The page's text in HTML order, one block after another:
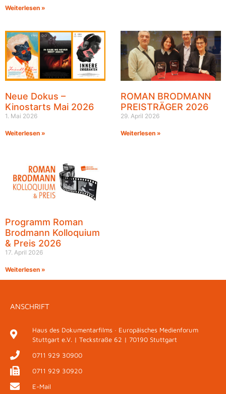
Weiterlesen »
Neue Dokus –
Kinostarts Mai 2026
1. Mai 2026
Weiterlesen »
ROMAN BRODMANN
PREISTRÄGER 2026
29. April 2026
Weiterlesen »
Programm Roman
Brodmann Kolloquium
& Preis 2026
17. April 2026
Weiterlesen »
ANSCHRIFT
Haus des Dokumentarfilms · Europäisches Medienforum
Stuttgart e.V. | Teckstraße 62 | 70190 Stuttgart
0711 929 30900
0711 929 30920
E-Mail